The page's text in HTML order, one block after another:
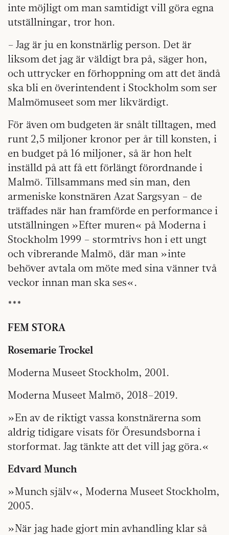
inte möjligt om man samtidigt vill göra egna
utställningar, tror hon.
– Jag är ju en konstnärlig person. Det är
liksom det jag är väldigt bra på, säger hon,
och uttrycker en förhoppning om att det ändå
ska bli en överintendent i Stockholm som ser
Malmömuseet som mer likvärdigt.
För även om budgeten är snålt tilltagen, med
runt 2,5 miljoner kronor per år till konsten, i
en budget på 16 miljoner, så är hon helt
inställd på att få ett förlängt förordnande i
Malmö. Tillsammans med sin man, den
armeniske konstnären Azat Sargsyan – de
träffades när han framförde en performance i
utställningen »Efter muren« på Moderna i
Stockholm 1999 – stormtrivs hon i ett ungt
och vibrerande Malmö, där man »inte
behöver avtala om möte med sina vänner två
veckor innan man ska ses«.
***
FEM STORA
Rosemarie Trockel
Moderna Museet Stockholm, 2001.
Moderna Museet Malmö, 2018–2019.
»En av de riktigt vassa konstnärerna som
aldrig tidigare visats för Öresundsborna i
storformat. Jag tänkte att det vill jag göra.«
Edvard Munch
»Munch själv«, Moderna Museet Stockholm,
2005.
»När jag hade gjort min avhandling klar så